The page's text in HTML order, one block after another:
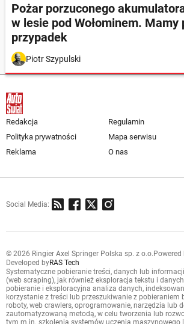
Pożar porzuconego
w lesie pod Wołominem.
przypadek
Piotr Szypulski
Redakcja
Regulamin
Polityka prywatności
Mapa serwisu
Reklama
O nas
Social Media:
© 2026 Ringier Axel Springer Polska sp. z o.o.Powered
Developed byRAS Tech
Systematyczne pobieranie treści, danych lub
(web scraping), jak również eksploracja tekstu i
pobieranie i eksploracyjna analiza danych,
korzystanie z treści lub przeszukiwanie z pobieraniem
roboty, web crawlers, oprogramowanie, narzędzia lub
zautomatyzowaną metodą, w celu tworzenia lub
tym m.in. szkolenia systemów uczenia maszynowego